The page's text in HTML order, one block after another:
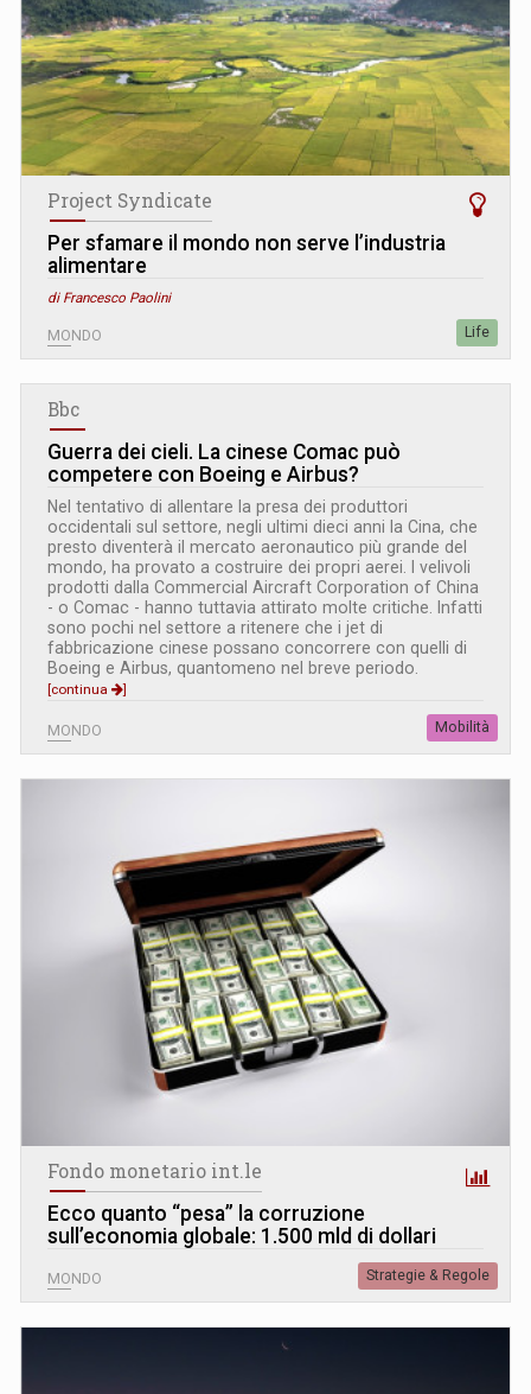
Project Syndicate
Per sfamare il mondo non serve l’industria
alimentare
di Francesco Paolini
MONDO Life
Bbc
Guerra dei cieli. La cinese Comac può
competere con Boeing e Airbus?
Nel tentativo di allentare la presa dei produttori
occidentali sul settore, negli ultimi dieci anni la Cina, che
presto diventerà il mercato aeronautico più grande del
mondo, ha provato a costruire dei propri aerei. I velivoli
prodotti dalla Commercial Aircraft Corporation of China
- o Comac - hanno tuttavia attirato molte critiche. Infatti
sono pochi nel settore a ritenere che i jet di
fabbricazione cinese possano concorrere con quelli di
Boeing e Airbus, quantomeno nel breve periodo.
[continua ]
MONDO Mobilità
Fondo monetario int.le
Ecco quanto “pesa” la corruzione
sull’economia globale: 1.500 mld di dollari
MONDO Strategie & Regole